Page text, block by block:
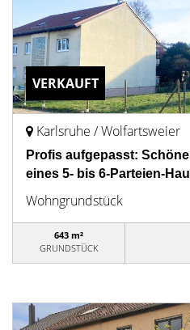
VERKAUFT
Karlsruhe / Wolfartsweier
Profis aufgepasst:
eines 5- bis 6-Parteien-
Wohngrundstück
643 m²
GRUNDSTÜCK